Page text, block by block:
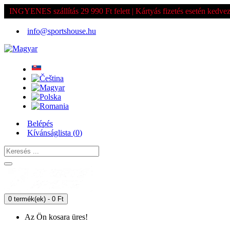
INGYENES szállítás 29 990 Ft felett | Kártyás fizetés esetén
info@sportshouse.hu
Belépés
Kívánságlista (0)
0 termék(ek) - 0 Ft
Az Ön kosara üres!